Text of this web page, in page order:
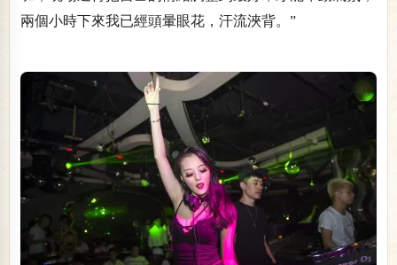
兩個小時下來我已經頭暈眼花，汗流浹背。”